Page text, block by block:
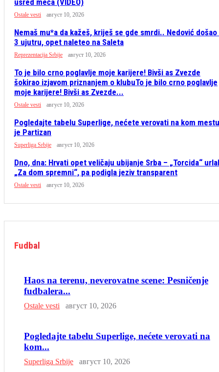
usred meča (VIDEO)
Ostale vesti август 10, 2026
Nemaš mu*a da kažeš, kriješ se gde smrdi.. Nedović došao
3 ujutru, opet naleteo na Saleta
Reprezentacija Srbije август 10, 2026
To je bilo crno poglavlje moje karijere! Bivši as Zvezde
šokirao izjavom priznanjem o klubuTo je bilo crno poglavlje
moje karijere! Bivši as Zvezde...
Ostale vesti август 10, 2026
Pogledajte tabelu Superlige, nećete verovati na kom mestu
je Partizan
Superliga Srbije август 10, 2026
Dno, dna: Hrvati opet veličaju ubijanje Srba – „Torcida“
„Za dom spremni“, pa podigla jeziv transparent
Ostale vesti август 10, 2026
Fudbal
Haos na terenu, neverovatne scene: Pesničenje
fudbalera...
Ostale vesti август 10, 2026
Pogledajte tabelu Superlige, nećete verovati na
kom...
Superliga Srbije август 10, 2026